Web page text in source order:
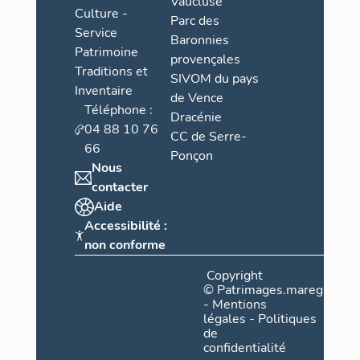
Culture -
Service
Patrimoine
Traditions et
Inventaire
Téléphone :
04 88 10 76
66
Nous
contacter
Aide
Accessibilité :
non conforme
Parc des
Baronnies
provençales
SIVOM du pays
de Vence
Dracénie
CC de Serre-
Ponçon
Copyright
©
- Mentions
légales - Politiques
de
confidentialité